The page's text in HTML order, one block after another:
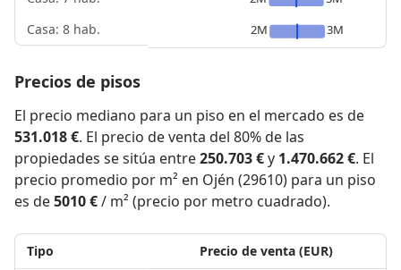
Casa: 8 hab.
2M
3M
Precios de pisos
El precio mediano para un piso en el mercado es de
531.018 €. El precio de venta del 80% de las
propiedades se sitúa entre250.703 €y 1.470.662 €. El
precio promedio por m² en Ojén (29610) para un piso
es de5010 €/ m² (precio por metro cuadrado).
Tipo
Precio de venta (EUR)